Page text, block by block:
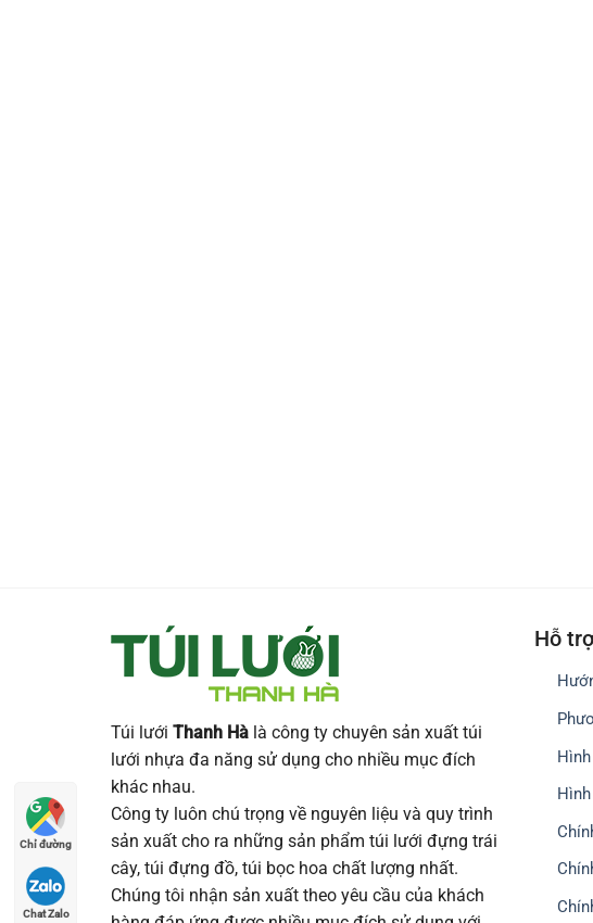
Túi lưới Thanh Hà là công ty chuyên sản xuất túi
lưới nhựa đa năng sử dụng cho nhiều mục đích
khác nhau.
Công ty luôn chú trọng về nguyên liệu và quy trình
sản xuất cho ra những sản phẩm túi lưới đựng trái
cây, túi đựng đồ, túi bọc hoa chất lượng nhất.
Chúng tôi nhận sản xuất theo yêu cầu của khách
Hỗ
Chỉ đường
Chat Zalo